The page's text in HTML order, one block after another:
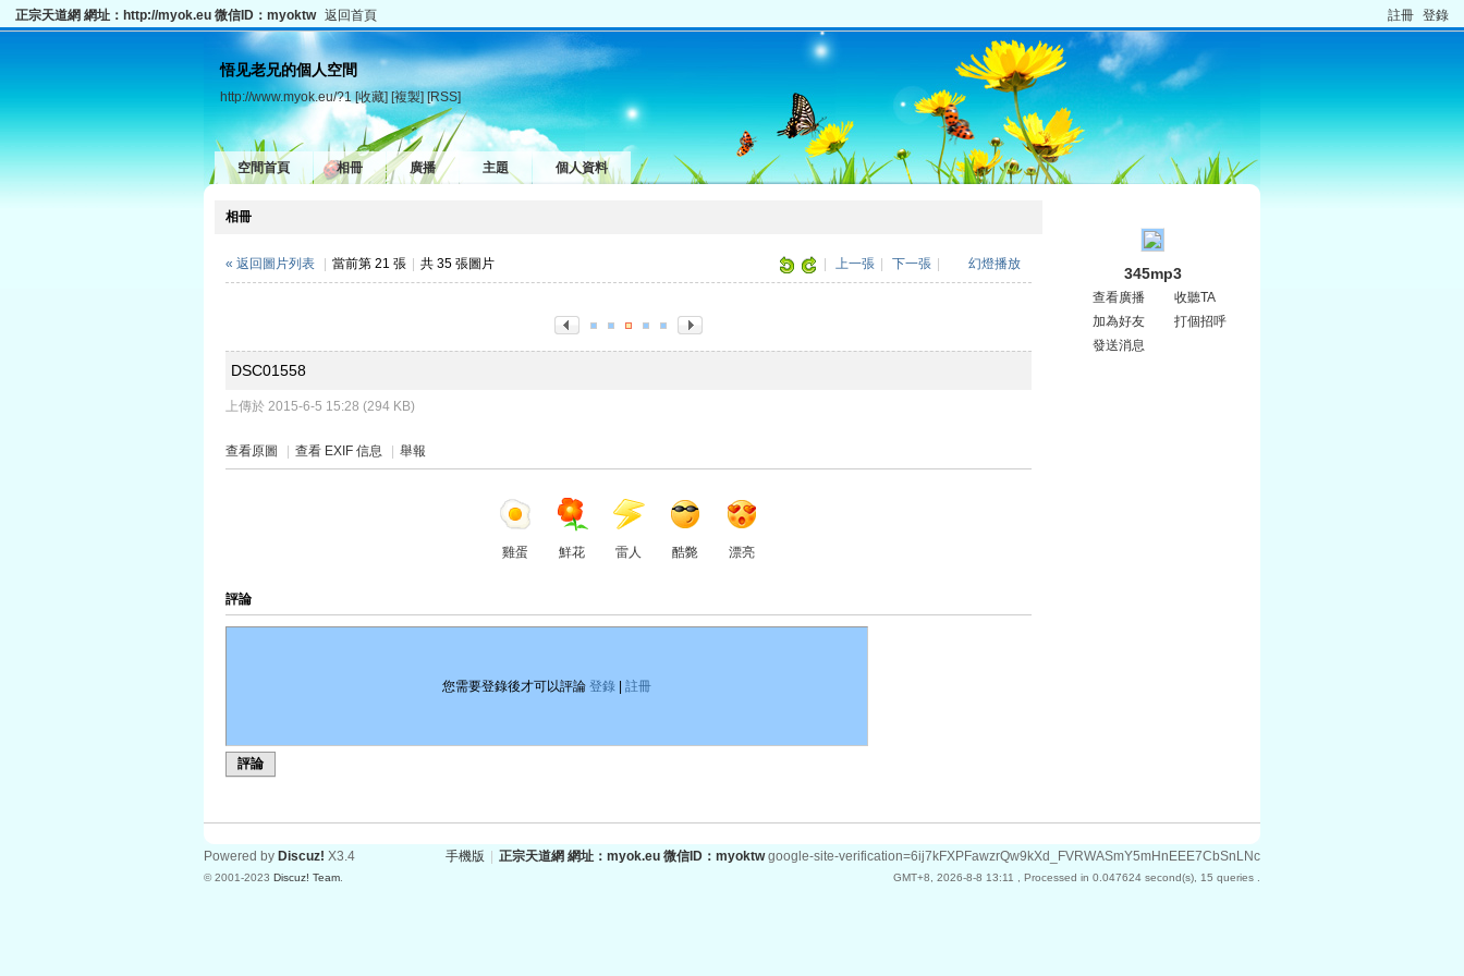
註冊 登錄
正宗天道網 網址：http://myok.eu 微信ID：myoktw 返回首頁
悟见老兄的個人空間
http://www.myok.eu/?1 [收藏] [複製] [RSS]
空間首頁 相冊 廣播 主題 個人資料
相冊
上一張 下一張 幻燈播放
« 返回圖片列表 當前第 21 張 共 35 張圖片
DSC01558
上傳於 2015-6-5 15:28 (294 KB)
查看原圖 查看 EXIF 信息 舉報
雞蛋 鮮花 雷人 酷斃 漂亮
評論
您需要登錄後才可以評論 登錄 註冊
評論
345mp3
查看廣播
收聽TA
加為好友
打個招呼
發送消息
手機版 正宗天道網 網址：myok.eu 微信ID：myoktw google-site-verification=6ij7kFXPFawzrQw9kXd_FVRWASmY5mHnEEE7CbSnLNc
GMT+8, 2026-8-8 13:11 , Processed in 0.047624 second(s), 15 queries .
Powered by Discuz! X3.4
© 2001-2023 Discuz! Team